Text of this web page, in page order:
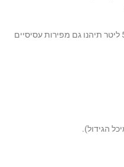
בבחירת עצי הדר בגודל מיכל של 50 ליטר תיהנו גם מפירות עסיסיים